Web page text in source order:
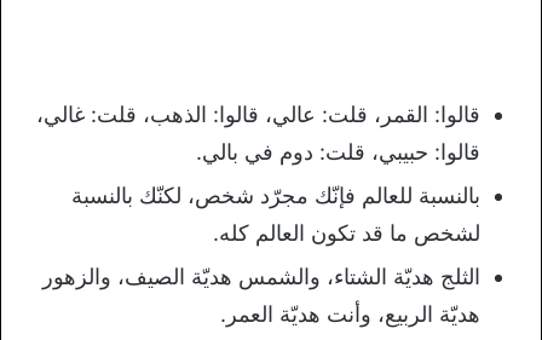
قالوا: القمر، قلت: عالي، قالوا: الذهب، قلت: غالي،
قالوا: حبيبي، قلت: دوم في بالي.
بالنسبة للعالم فإنّك مجرّد شخص، لكنّك بالنسبة
لشخص ما قد تكون العالم كله.
الثلج هديّة الشتاء، والشمس هديّة الصيف، والزهور
هديّة الربيع، وأنت هديّة العمر.